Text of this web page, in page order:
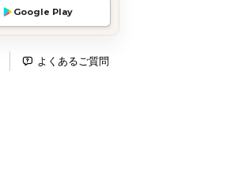
Google Play
よくあるご質問